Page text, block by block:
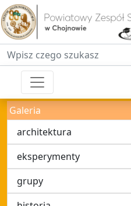
Fraza do wyszukiwania
Galeria
architektura
eksperymenty
grupy